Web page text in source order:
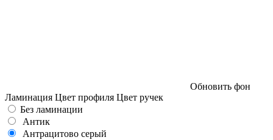
Обновить фон
Ламинация Цвет профиля Цвет ручек
Без ламинации
Антик
Антрацитово серый